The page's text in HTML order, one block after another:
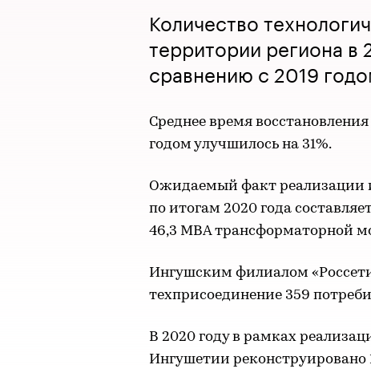
Количество
территории региона в
сравнению с 2019
Среднее время
годом улучшилось на 31%.
Ожидаемый факт реализации
по итогам 2020 года
46,3 МВА трансформаторной
Ингушским филиалом
техприсоединение 359
В 2020 году в рамках
Ингушетии